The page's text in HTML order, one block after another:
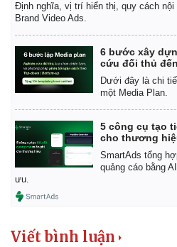
Định nghĩa, vị trí hiển thị, quy cách
Brand Video Ads.
6 bước xây
cứu đối thủ
Dưới đây là chi
một Media Plan.
5 công cụ tạo
cho thương
SmartAds tổng
quảng cáo bằng
ưu.
Viết bình luận